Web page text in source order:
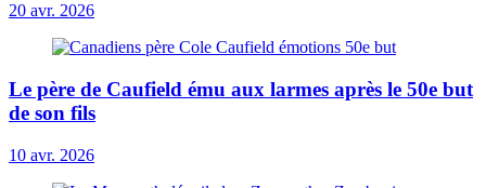
20 avr. 2026
Le père de Caufield ému aux larmes après le 50e but
de son fils
10 avr. 2026